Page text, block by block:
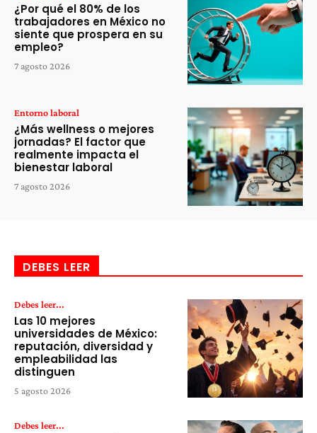
¿Por qué el 80% de los
trabajadores en México no
siente que prospera en su
empleo?
7 agosto 2026
Entorno laboral
¿Más wellness o mejores
jornadas? El factor que
realmente impacta el
bienestar laboral
7 agosto 2026
DEBES LEER
Debes leer...
Las 10 mejores
universidades de México:
reputación, diversidad y
empleabilidad las
distinguen
5 agosto 2026
Debes leer...